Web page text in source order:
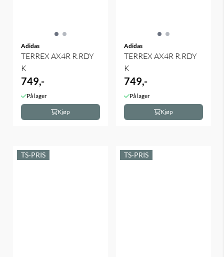
Adidas
TERREX AX4R R.RDY
K
749,-
På lager
Kjøp
Adidas
TERREX AX4R R.RDY
K
749,-
På lager
Kjøp